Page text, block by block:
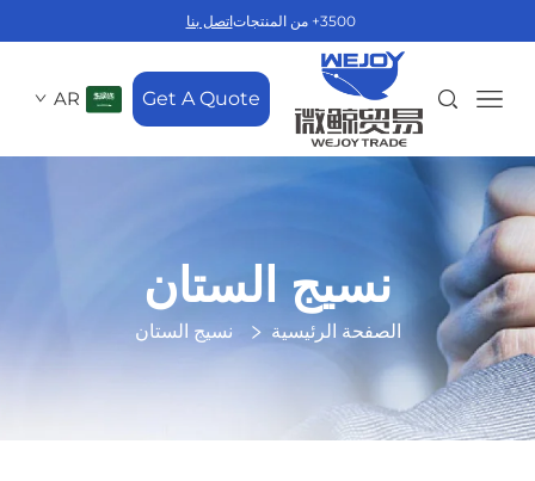
3500+ من المنتجات اتصل بنا
Get A Quote
AR
نسيج الستان
الصفحة الرئيسية نسيج الستان